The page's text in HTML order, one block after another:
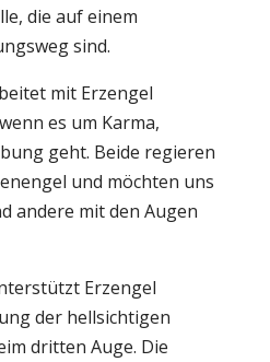
die auf einem
sind.
mit Erzengel
es um Karma,
geht. Beide regieren
und möchten uns
andere mit den Augen
Erzengel
der hellsichtigen
dritten Auge. Die